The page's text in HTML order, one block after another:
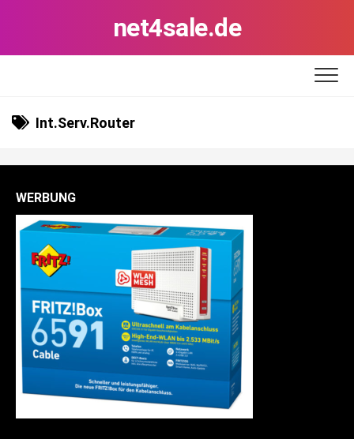
net4sale.de
Int.Serv.Router
WERBUNG